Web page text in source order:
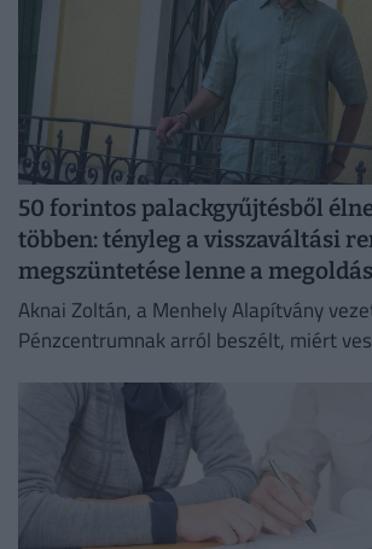
50 forintos palackgyűjtésből
többen: tényleg a visszaváltási
megszüntetése lenne a
Aknai Zoltán, a Menhely Alapítvány
Pénzcentrumnak arról beszélt, miért